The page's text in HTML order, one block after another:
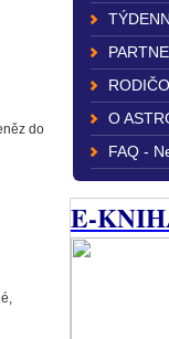
do
O
FAQ -
E-